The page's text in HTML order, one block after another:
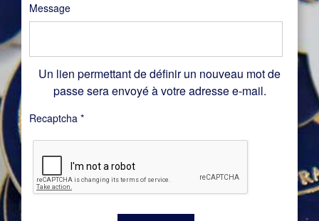
Message
Un lien permettant de définir un nouveau mot de
passe sera envoyé à votre adresse e-mail.
Recaptcha *